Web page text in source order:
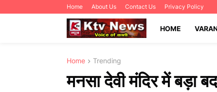
Home About Us Contact Us Privacy Policy
HOME
Home Trending
मनसा देवी मंदिर में बड़ा